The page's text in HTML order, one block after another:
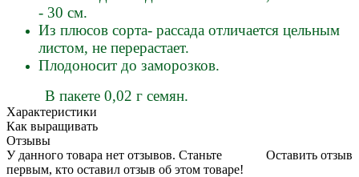
- 30 см.
Из плюсов сорта- рассада отличается цельным
листом, не перерастает.
Плодоносит до заморозков.
В пакете 0,02 г семян.
Характеристики
Как выращивать
Отзывы
Оставить отзыв
У данного товара нет отзывов. Станьте
первым, кто оставил отзыв об этом товаре!